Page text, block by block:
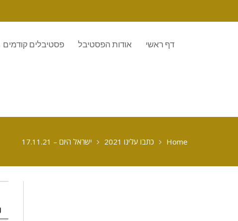
דף ראשי אודות הפסטיבל פסטיבלים קודמים
Home כתבו עלינו 2021 ישראל היום – 17.11.21